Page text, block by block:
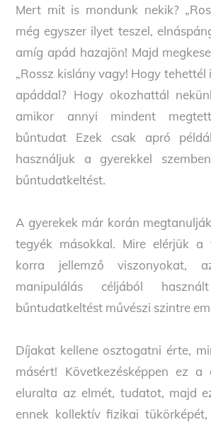
Mert mit is mondunk nekik?
még egyszer ilyet teszel,
amíg apád hazajön! Majd
„Rossz kislány vagy! Hogy
apáddal? Hogy okozhattál
amikor annyi mindent
bűntudat Ezek csak apró
használjuk a gyerekkel
bűntudatkeltést.
A gyerekek már korán
tegyék másokkal. Mire elérjük
korra jellemző viszonyokat,
manipulálás céljából
bűntudatkeltést művészi szintre
Díjakat kellene osztogatni érte,
másért! Következésképpen ez
eluralta az elmét, tudatot, majd
ennek kollektív fizikai